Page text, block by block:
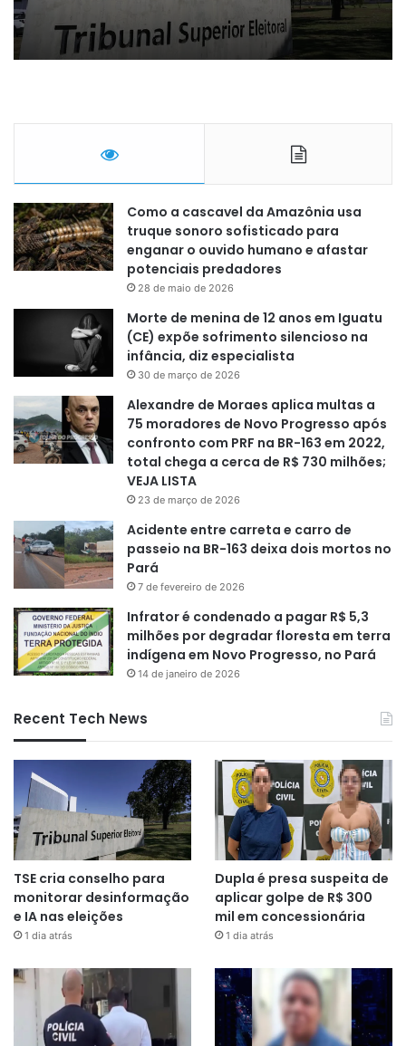
Como a cascavel da Amazônia usa
truque sonoro sofisticado para
enganar o ouvido humano e afastar
potenciais predadores
28 de maio de 2026
Morte de menina de 12 anos em Iguatu
(CE) expõe sofrimento silencioso na
infância, diz especialista
30 de março de 2026
Alexandre de Moraes aplica multas a
75 moradores de Novo Progresso após
confronto com PRF na BR-163 em 2022,
total chega a cerca de R$ 730 milhões;
VEJA LISTA
23 de março de 2026
Acidente entre carreta e carro de
passeio na BR-163 deixa dois mortos no
Pará
7 de fevereiro de 2026
Infrator é condenado a pagar R$ 5,3
milhões por degradar floresta em terra
indígena em Novo Progresso, no Pará
14 de janeiro de 2026
Recent Tech News
TSE cria conselho para
monitorar desinformação
e IA nas eleições
1 dia atrás
Dupla é presa suspeita de
aplicar golpe de R$ 300
mil em concessionária
1 dia atrás